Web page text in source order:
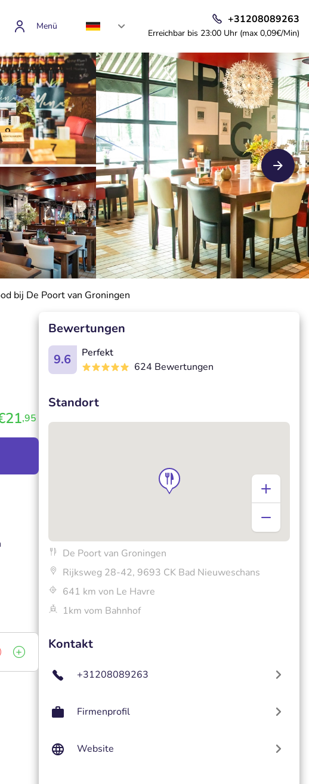
Menü
+31208089263
Erreichbar bis 23:00 Uhr (max 0,09€/Min)
bij De Poort van Groningen
,95
Bewertungen
9.6
Perfekt
624 Bewertungen
Standort
De Poort van Groningen
Rijksweg 28-42, 9693 CK Bad Nieuweschans
641 km von Le Havre
1km vom Bahnhof
Kontakt
+31208089263
Firmenprofil
Website